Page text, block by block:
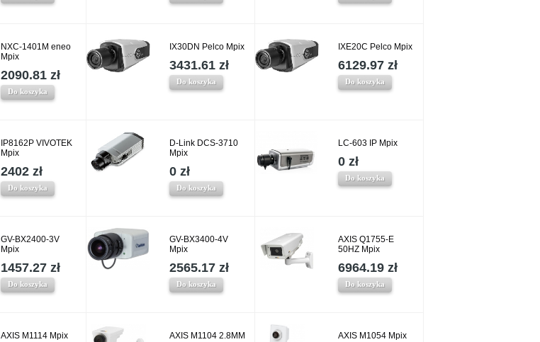
NXC-1401M eneo
Mpix
2090.81 zł
Do koszyka
IX30DN Pelco Mpix
3431.61 zł
Do koszyka
IXE20C Pelco Mpix
6129.97 zł
Do koszyka
IP8162P VIVOTEK
Mpix
2402 zł
Do koszyka
D-Link DCS-3710
Mpix
0 zł
Do koszyka
LC-603 IP Mpix
0 zł
Do koszyka
GV-BX2400-3V
Mpix
1457.27 zł
Do koszyka
GV-BX3400-4V
Mpix
2565.17 zł
Do koszyka
AXIS Q1755-E
50HZ Mpix
6964.19 zł
Do koszyka
AXIS M1114 Mpix
AXIS M1104 2.8MM
AXIS M1054 Mpix